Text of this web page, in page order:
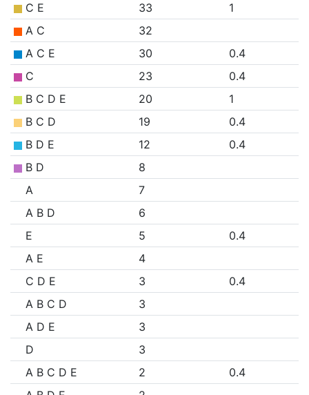
C E
33
1
A C
32
A C E
30
0.4
C
23
0.4
B C D E
20
1
B C D
19
0.4
B D E
12
0.4
B D
8
A
7
A B D
6
E
5
0.4
A E
4
C D E
3
0.4
A B C D
3
A D E
3
D
3
A B C D E
2
0.4